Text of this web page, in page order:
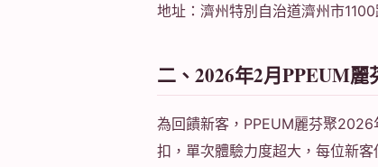
地址：濟州特別自治道濟州市
二、2026年2月PPEUM麗
為回饋新客，PPEUM麗芬聚
扣，單次體驗力度超大，每位新